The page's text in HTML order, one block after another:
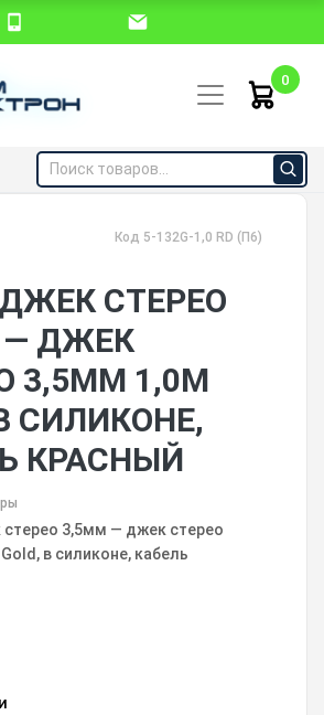
0
Код 5-132G-1,0 RD (П6)
СТЕРЕО
ДЖЕК
3,5ММ 1,0М
В СИЛИКОНЕ,
КРАСНЫЙ
3,5мм — джек стерео
в силиконе, кабель